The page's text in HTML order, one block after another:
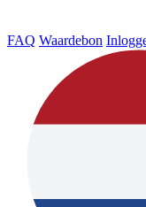
FAQ Waardebon